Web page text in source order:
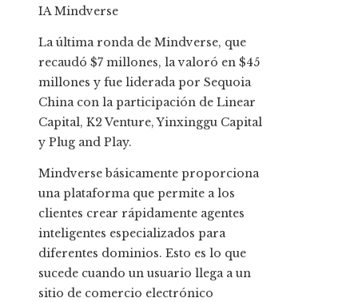
IA Mindverse
La última ronda de Mindverse, que
recaudó $7 millones, la valoró en $45
millones y fue liderada por Sequoia
China con la participación de Linear
Capital, K2 Venture, Yinxinggu Capital
y Plug and Play.
Mindverse básicamente proporciona
una plataforma que permite a los
clientes crear rápidamente agentes
inteligentes especializados para
diferentes dominios. Esto es lo que
sucede cuando un usuario llega a un
sitio de comercio electrónico